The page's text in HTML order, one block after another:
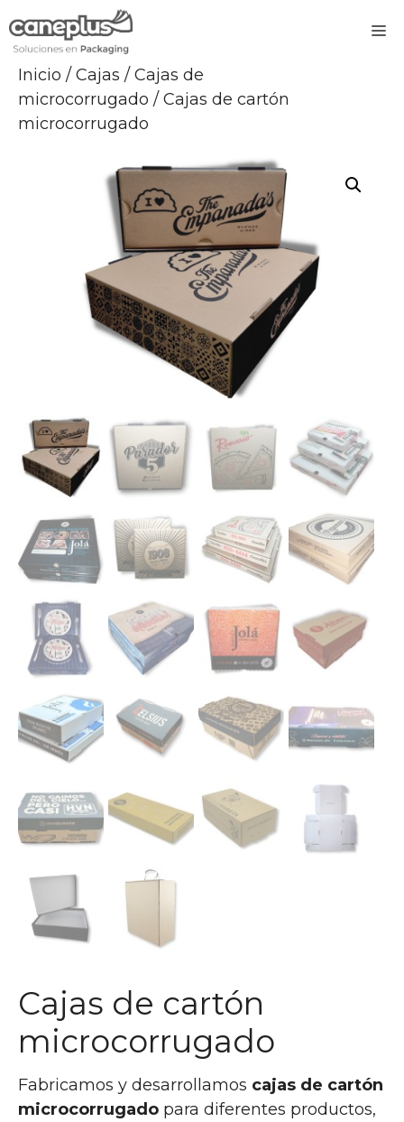
al
Inicio / Cajas / Cajas de
microcorrugado / Cajas de cartón
microcorrugado
Cajas de cartón
microcorrugado
Fabricamos y desarrollamos cajas de cartón
microcorrugado para diferentes productos,